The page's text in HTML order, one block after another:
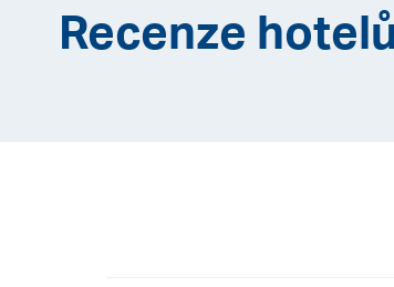
Recenze